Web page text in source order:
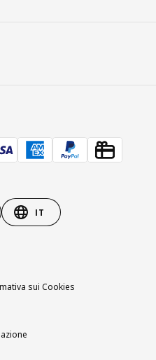
IT
sui Cookies